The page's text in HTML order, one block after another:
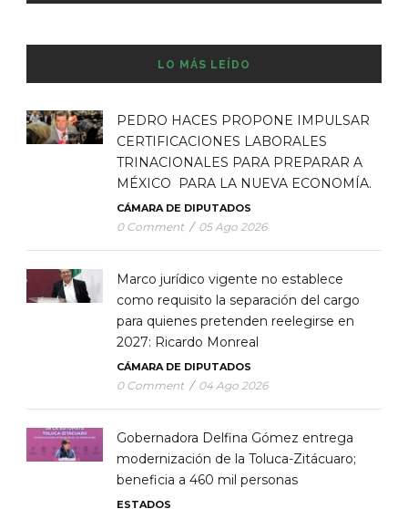
LO MÁS LEÍDO
PEDRO HACES PROPONE IMPULSAR
CERTIFICACIONES LABORALES
TRINACIONALES PARA PREPARAR A
MÉXICO PARA LA NUEVA ECONOMÍA.
CÁMARA DE DIPUTADOS
0 Comment / 05 Ago 2026
Marco jurídico vigente no establece
como requisito la separación del cargo
para quienes pretenden reelegirse en
2027: Ricardo Monreal
CÁMARA DE DIPUTADOS
0 Comment / 04 Ago 2026
Gobernadora Delfina Gómez entrega
modernización de la Toluca-Zitácuaro;
beneficia a 460 mil personas
ESTADOS